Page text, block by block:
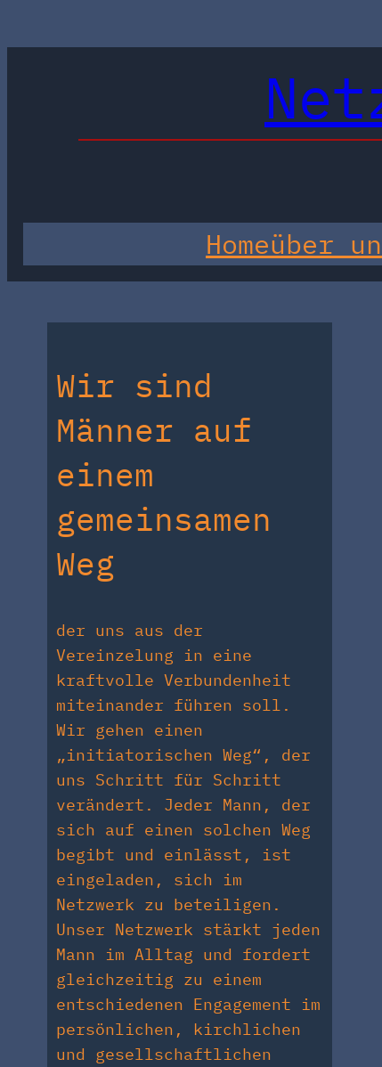
Homeüber
Wir sind
Männer auf
einem
gemeinsamen
Weg
der uns aus der
Vereinzelung in eine
kraftvolle Verbundenheit
miteinander führen soll.
Wir gehen einen
„initiatorischen Weg“, der
uns Schritt für Schritt
verändert. Jeder Mann, der
sich auf einen solchen Weg
begibt und einlässt, ist
eingeladen, sich im
Netzwerk zu beteiligen.
Unser Netzwerk stärkt jeden
Mann im Alltag und fordert
gleichzeitig zu einem
entschiedenen Engagement im
persönlichen, kirchlichen
und gesellschaftlichen